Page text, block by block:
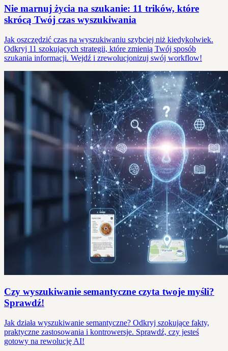
Nie marnuj życia na szukanie: 11 trików, które
skrócą Twój czas wyszukiwania
Jak oszczędzić czas na wyszukiwaniu szybciej niż kiedykolwiek.
Odkryj 11 szokujących strategii, które zmienią Twój sposób
szukania informacji. Wejdź i zrewolucjonizuj swój workflow!
Czy wyszukiwanie semantyczne czyta twoje myśli?
Sprawdź!
Jak działa wyszukiwanie semantyczne? Odkryj szokujące fakty,
praktyczne zastosowania i kontrowersje. Sprawdź, czy jesteś
gotowy na rewolucję AI!